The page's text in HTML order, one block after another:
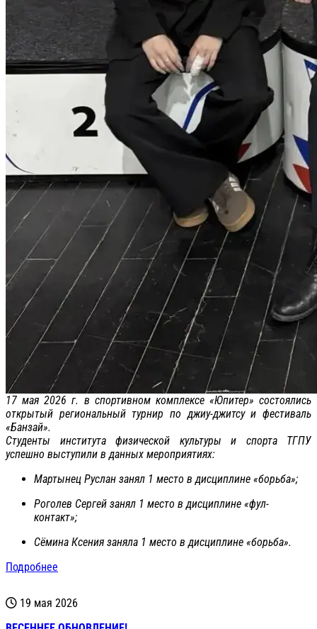
17 мая 2026 г. в спортивном комплексе «Юпитер» состоялись
открытый региональный турнир по джиу-джитсу и фестиваль
«Банзай».
Студенты института физической культуры и спорта ТГПУ
успешно выступили в данных мероприятиях:
Мартынец Руслан занял 1 место в дисциплине «борьба»;
Роголев Сергей занял 1 место в дисциплине «фул-
контакт»;
Сёмина Ксения заняла 1 место в дисциплине «борьба».
Подробнее
19 мая 2026